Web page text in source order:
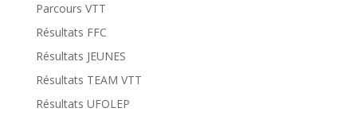
Parcours VTT
Résultats FFC
Résultats JEUNES
Résultats TEAM VTT
Résultats UFOLEP